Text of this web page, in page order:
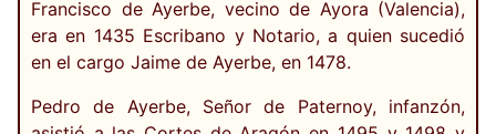
Francisco de Ayerbe, vecino de Ayora (Valencia),
era en 1435 Escribano y Notario, a quien sucedió
en el cargo Jaime de Ayerbe, en 1478.
Pedro de Ayerbe, Señor de Paternoy, infanzón,